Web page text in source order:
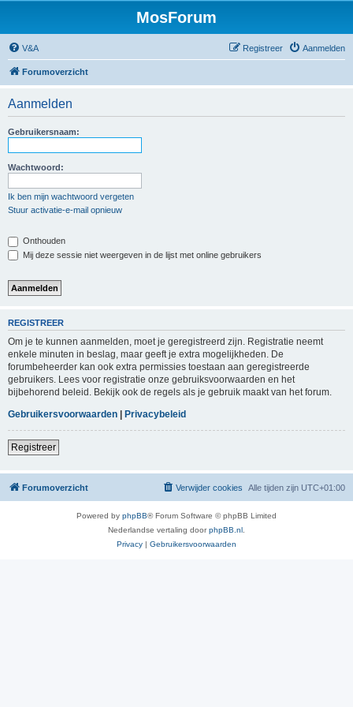
MosForum
V&A Aanmelden
Registreer
Forumoverzicht
Aanmelden
Gebruikersnaam:
Wachtwoord:
Ik ben mijn wachtwoord vergeten
Stuur activatie-e-mail opnieuw
Onthouden
Mij deze sessie niet weergeven in de lijst met online gebruikers
REGISTREER
Om je te kunnen aanmelden, moet je geregistreerd zijn. Registratie neemt
enkele minuten in beslag, maar geeft je extra mogelijkheden. De
forumbeheerder kan ook extra permissies toestaan aan geregistreerde
gebruikers. Lees voor registratie onze gebruiksvoorwaarden en het
bijbehorend beleid. Bekijk ook de regels als je gebruik maakt van het forum.
Gebruikersvoorwaarden | Privacybeleid
Registreer
Forumoverzicht Alle tijden zijn UTC+01:00
Verwijder cookies
Powered by phpBB® Forum Software © phpBB Limited
Nederlandse vertaling doorphpBB.nl
Privacy | Gebruikersvoorwaarden